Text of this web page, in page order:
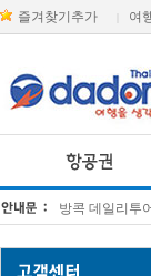
즐겨찾기추가 여
방콕 데일리투